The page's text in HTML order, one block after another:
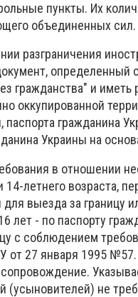
пункты. Их
объединенных сил.
разграничения
определенный
гражданства" и
оккупированной
паспорта гражданина
Украины на
в отношении
14-летнего возраста,
выезда за границу
лет - по паспорту
с соблюдением
от 27 января 1995
(усыновителей) не